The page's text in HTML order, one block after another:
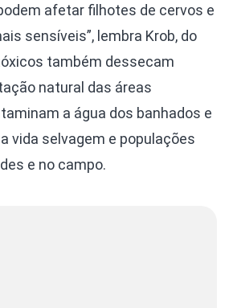
afetar filhotes de cervos e
sensíveis”, lembra Krob, do
também dessecam
natural das áreas
a água dos banhados e
vida selvagem e populações
e no campo.